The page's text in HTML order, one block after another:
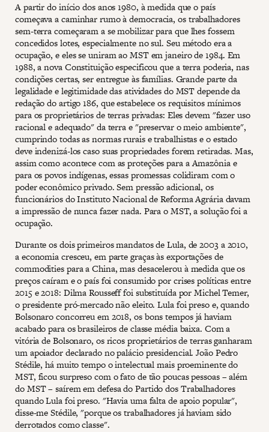
A partir do início dos anos 1980, à medida que o país
começava a caminhar rumo à democracia, os trabalhadores
sem-terra começaram a se mobilizar para que lhes fossem
concedidos lotes, especialmente no sul. Seu método era a
ocupação, e eles se uniram ao MST em janeiro de 1984. Em
1988, a nova Constituição especificou que a terra poderia, nas
condições certas, ser entregue às famílias. Grande parte da
legalidade e legitimidade das atividades do MST depende da
redação do artigo 186, que estabelece os requisitos mínimos
para os proprietários de terras privadas: Eles devem "fazer uso
racional e adequado" da terra e "preservar o meio ambiente",
cumprindo todas as normas rurais e trabalhistas e o estado
deve indenizá-los caso suas propriedades forem retiradas. Mas,
assim como acontece com as proteções para a Amazônia e
para os povos indígenas, essas promessas colidiram com o
poder econômico privado. Sem pressão adicional, os
funcionários do Instituto Nacional de Reforma Agrária davam
a impressão de nunca fazer nada. Para o MST, a solução foi a
ocupação.
Durante os dois primeiros mandatos de Lula, de 2003 a 2010,
a economia cresceu, em parte graças às exportações de
commodities para a China, mas desacelerou à medida que os
preços caíram e o país foi consumido por crises políticas entre
2015 e 2018: Dilma Rousseff foi substituída por Michel Temer,
o presidente pró-mercado não eleito. Lula foi preso e, quando
Bolsonaro concorreu em 2018, os bons tempos já haviam
acabado para os brasileiros de classe média baixa. Com a
vitória de Bolsonaro, os ricos proprietários de terras ganharam
um apoiador declarado no palácio presidencial. João Pedro
Stédile, há muito tempo o intelectual mais proeminente do
MST, ficou surpreso com o fato de tão poucas pessoas – além
do MST – saírem em defesa do Partido dos Trabalhadores
quando Lula foi preso. "Havia uma falta de apoio popular",
disse-me Stédile, "porque os trabalhadores já haviam sido
derrotados como classe".